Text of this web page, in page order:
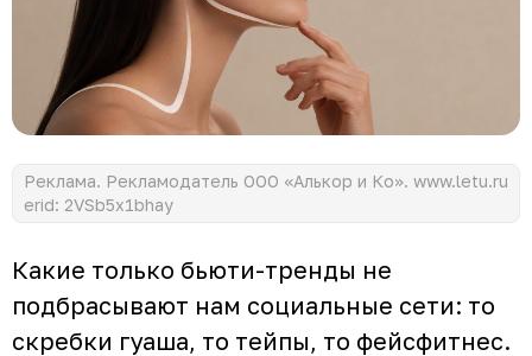
Реклама. Рекламодатель ООО «Алькор и Ко». www.letu.ru
erid: 2VSb5x1bhay
Какие только бьюти-тренды не
подбрасывают нам социальные сети: то
скребки гуаша, то тейпы, то фейсфитнес.